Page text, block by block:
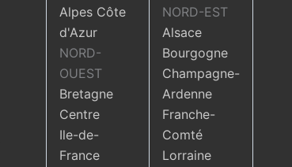
Alpes Côte
d'Azur
NORD-
OUEST
Bretagne
Centre
Ile-de-
France
NORD-EST
Alsace
Bourgogne
Champagne-
Ardenne
Franche-
Comté
Lorraine